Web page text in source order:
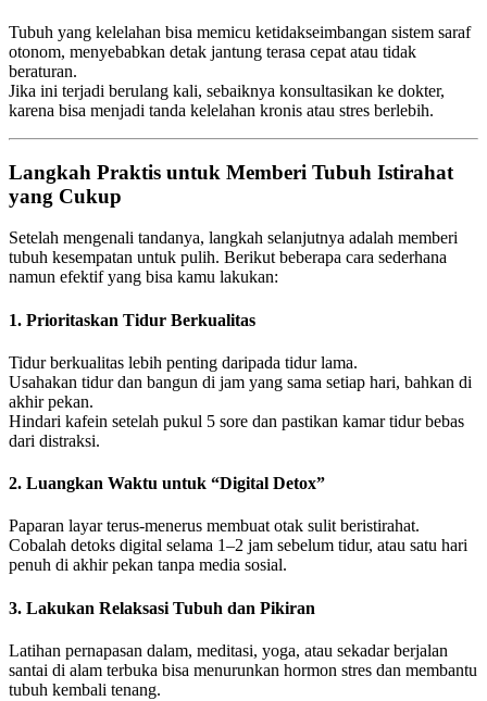
Tubuh yang kelelahan bisa memicu ketidakseimbangan sistem saraf
otonom, menyebabkan detak jantung terasa cepat atau tidak
beraturan.
Jika ini terjadi berulang kali, sebaiknya konsultasikan ke dokter,
karena bisa menjadi tanda kelelahan kronis atau stres berlebih.
Langkah Praktis untuk Memberi Tubuh Istirahat
yang Cukup
Setelah mengenali tandanya, langkah selanjutnya adalah memberi
tubuh kesempatan untuk pulih. Berikut beberapa cara sederhana
namun efektif yang bisa kamu lakukan:
1. Prioritaskan Tidur Berkualitas
Tidur berkualitas lebih penting daripada tidur lama.
Usahakan tidur dan bangun di jam yang sama setiap hari, bahkan di
akhir pekan.
Hindari kafein setelah pukul 5 sore dan pastikan kamar tidur bebas
dari distraksi.
2. Luangkan Waktu untuk “Digital Detox”
Paparan layar terus-menerus membuat otak sulit beristirahat.
Cobalah detoks digital selama 1–2 jam sebelum tidur, atau satu hari
penuh di akhir pekan tanpa media sosial.
3. Lakukan Relaksasi Tubuh dan Pikiran
Latihan pernapasan dalam, meditasi, yoga, atau sekadar berjalan
santai di alam terbuka bisa menurunkan hormon stres dan membantu
tubuh kembali tenang.